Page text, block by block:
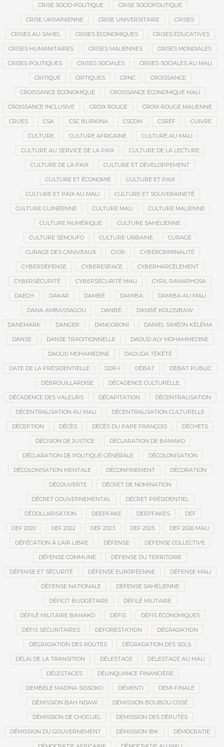
CRISE SOCIO-POLITIQUE CRISE SOCIOPOLITIQUE
CRISE UKRAINIENNE CRISE UNIVERSITAIRE CRISES
CRISES AU SAHEL CRISES ÉCONOMIQUES CRISES ÉDUCATIVES
CRISES HUMANITAIRES CRISES MALIENNES CRISES MONDIALES
CRISES POLITIQUES CRISES SOCIALES CRISES SOCIALES AU MALI
CRITIQUE CRITIQUES CRNC CROISSANCE
CROISSANCE ÉCONOMIQUE CROISSANCE ÉCONOMIQUE MALI
CROISSANCE INCLUSIVE CROIX ROUGE CROIX-ROUGE MALIENNE
CRUES CSA CSC BURKINA CSCOM CSRÉF CUIVRE
CULTURE CULTURE AFRICAINE CULTURE AU MALI
CULTURE AU SERVICE DE LA PAIX CULTURE DE LA LECTURE
CULTURE DE LA PAIX CULTURE ET DÉVELOPPEMENT
CULTURE ET ÉCONOMIE CULTURE ET PAIX
CULTURE ET PAIX AU MALI CULTURE ET SOUVERAINETÉ
CULTURE GUINÉENNE CULTURE MALI CULTURE MALIENNE
CULTURE NUMÉRIQUE CULTURE SAHÉLIENNE
CULTURE SÉNOUFO CULTURE URBAINE CURAGE
CURAGE DES CANIVEAUX CVJR CYBERCRIMINALITÉ
CYBERDÉFENSE CYBERESPACE CYBERHARCÈLEMENT
CYBERSÉCURITÉ CYBERSÉCURITÉ MALI CYRIL RAMAPHOSA
DAECH DAKAR DAMBÉ DAMIBA DAMIBA AU MALI
DANA AMBASSAGOU DANBÉ DANBÉ KOLOSIBAW
DANEMARK DANGER DANGORONI DANIEL SIMÉON KÉLÉMA
DANSE DANSE TRADITIONNELLE DAOUD ALY MOHAMMEDINE
DAOUD MOHAMEDINE DAOUDA TÉKÉTÉ
DATE DE LA PRÉSIDENTIELLE DDR-I DÉBAT DÉBAT PUBLIC
DÉBROUILLARDISE DÉCADENCE CULTURELLE
DÉCADENCE DES VALEURS DÉCAPITATION DÉCENTRALISATION
DÉCENTRALISATION AU MALI DÉCENTRALISATION CULTURELLE
DÉCEPTION DÉCÈS DÉCÈS DU PAPE FRANÇOIS DÉCHETS
DÉCISION DE JUSTICE DÉCLARATION DE BAMAKO
DÉCLARATION DE POLITIQUE GÉNÉRALE DÉCOLONISATION
DÉCOLONISATION MENTALE DÉCONFINEMENT DÉCORATION
DÉCOUVERTE DÉCRET DE NOMINATION
DÉCRET GOUVERNEMENTAL DÉCRET PRÉSIDENTIEL
DÉDOLLARISATION DEEPFAKE DEEPFAKES DEF
DEF 2020 DEF 2022 DEF 2023 DEF 2025 DEF 2026 MALI
DÉFÉCATION À L’AIR LIBRE DÉFENSE DÉFENSE COLLECTIVE
DÉFENSE COMMUNE DÉFENSE DU TERRITOIRE
DÉFENSE ET SÉCURITÉ DÉFENSE EUROPÉENNE DÉFENSE MALI
DÉFENSE NATIONALE DÉFENSE SAHÉLIENNE
DÉFICIT BUDGÉTAIRE DÉFILÉ MILITAIRE
DÉFILÉ MILITAIRE BAMAKO DÉFIS DÉFIS ÉCONOMIQUES
DÉFIS SÉCURITAIRES DÉFORESTATION DÉGRADATION
DÉGRADATION DES ROUTES DÉGRADATION DES SOLS
DÉLAI DE LA TRANSITION DÉLESTAGE DÉLESTAGE AU MALI
DÉLESTAGES DÉLINQUANCE FINANCIÈRE
DEMBÉLÉ MADINA SISSOKO DÉMENTI DEMI-FINALE
DÉMISSION BAH NDAW DÉMISSION BOUBOU CISSÉ
DÉMISSION DE CHOGUEL DÉMISSION DES DÉPUTÉS
DÉMISSION DU GOUVERNEMENT DÉMISSION IBK DÉMOCRATIE